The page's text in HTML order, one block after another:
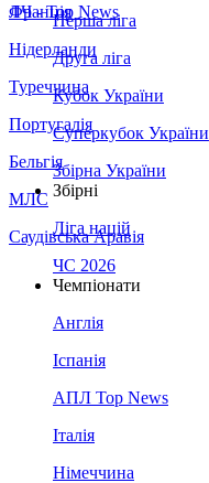
Франція
Нідерланди
Туреччина
Португалія
Бельгія
МЛС
Саудівська Аравія
ЛЧ - Top News
Перша ліга
Друга ліга
Кубок України
Суперкубок України
Збірна України
Збірні
Ліга націй
ЧС 2026
Чемпіонати
Англія
Іспанія
АПЛ Top News
Італія
Німеччина